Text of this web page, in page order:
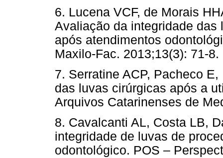
6. Lucena VCF, de Morais
Avaliação da integridade
após atendimentos
Maxilo-Fac. 2013;13(3): 71-8.
7. Serratine ACP, Pacheco
das luvas cirúrgicas após a
Arquivos Catarinenses de
8. Cavalcanti AL, Costa LB,
integridade de luvas de
odontológico. POS –